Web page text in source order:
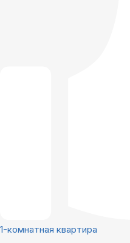
1-комнатная квартира